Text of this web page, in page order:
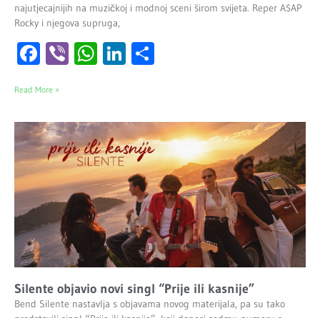
najutjecajnijih na muzičkoj i modnoj sceni širom svijeta. Reper A$AP
Rocky i njegova supruga,
Facebook
ViberWhatsApp
LinkedIn
Read More »
Silente objavio novi singl “Prije ili kasnije”
Bend Silente nastavlja s objavama novog materijala, pa su tako